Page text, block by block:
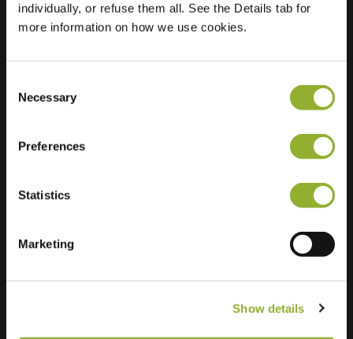
individually, or refuse them all. See the Details tab for
more information on how we use cookies.
Selection
Necessary
Preferences
Statistics
Marketing
Show details
Lingewaard
Alankomaat
Regular Charging 2 of 2 available
Lisätietoja